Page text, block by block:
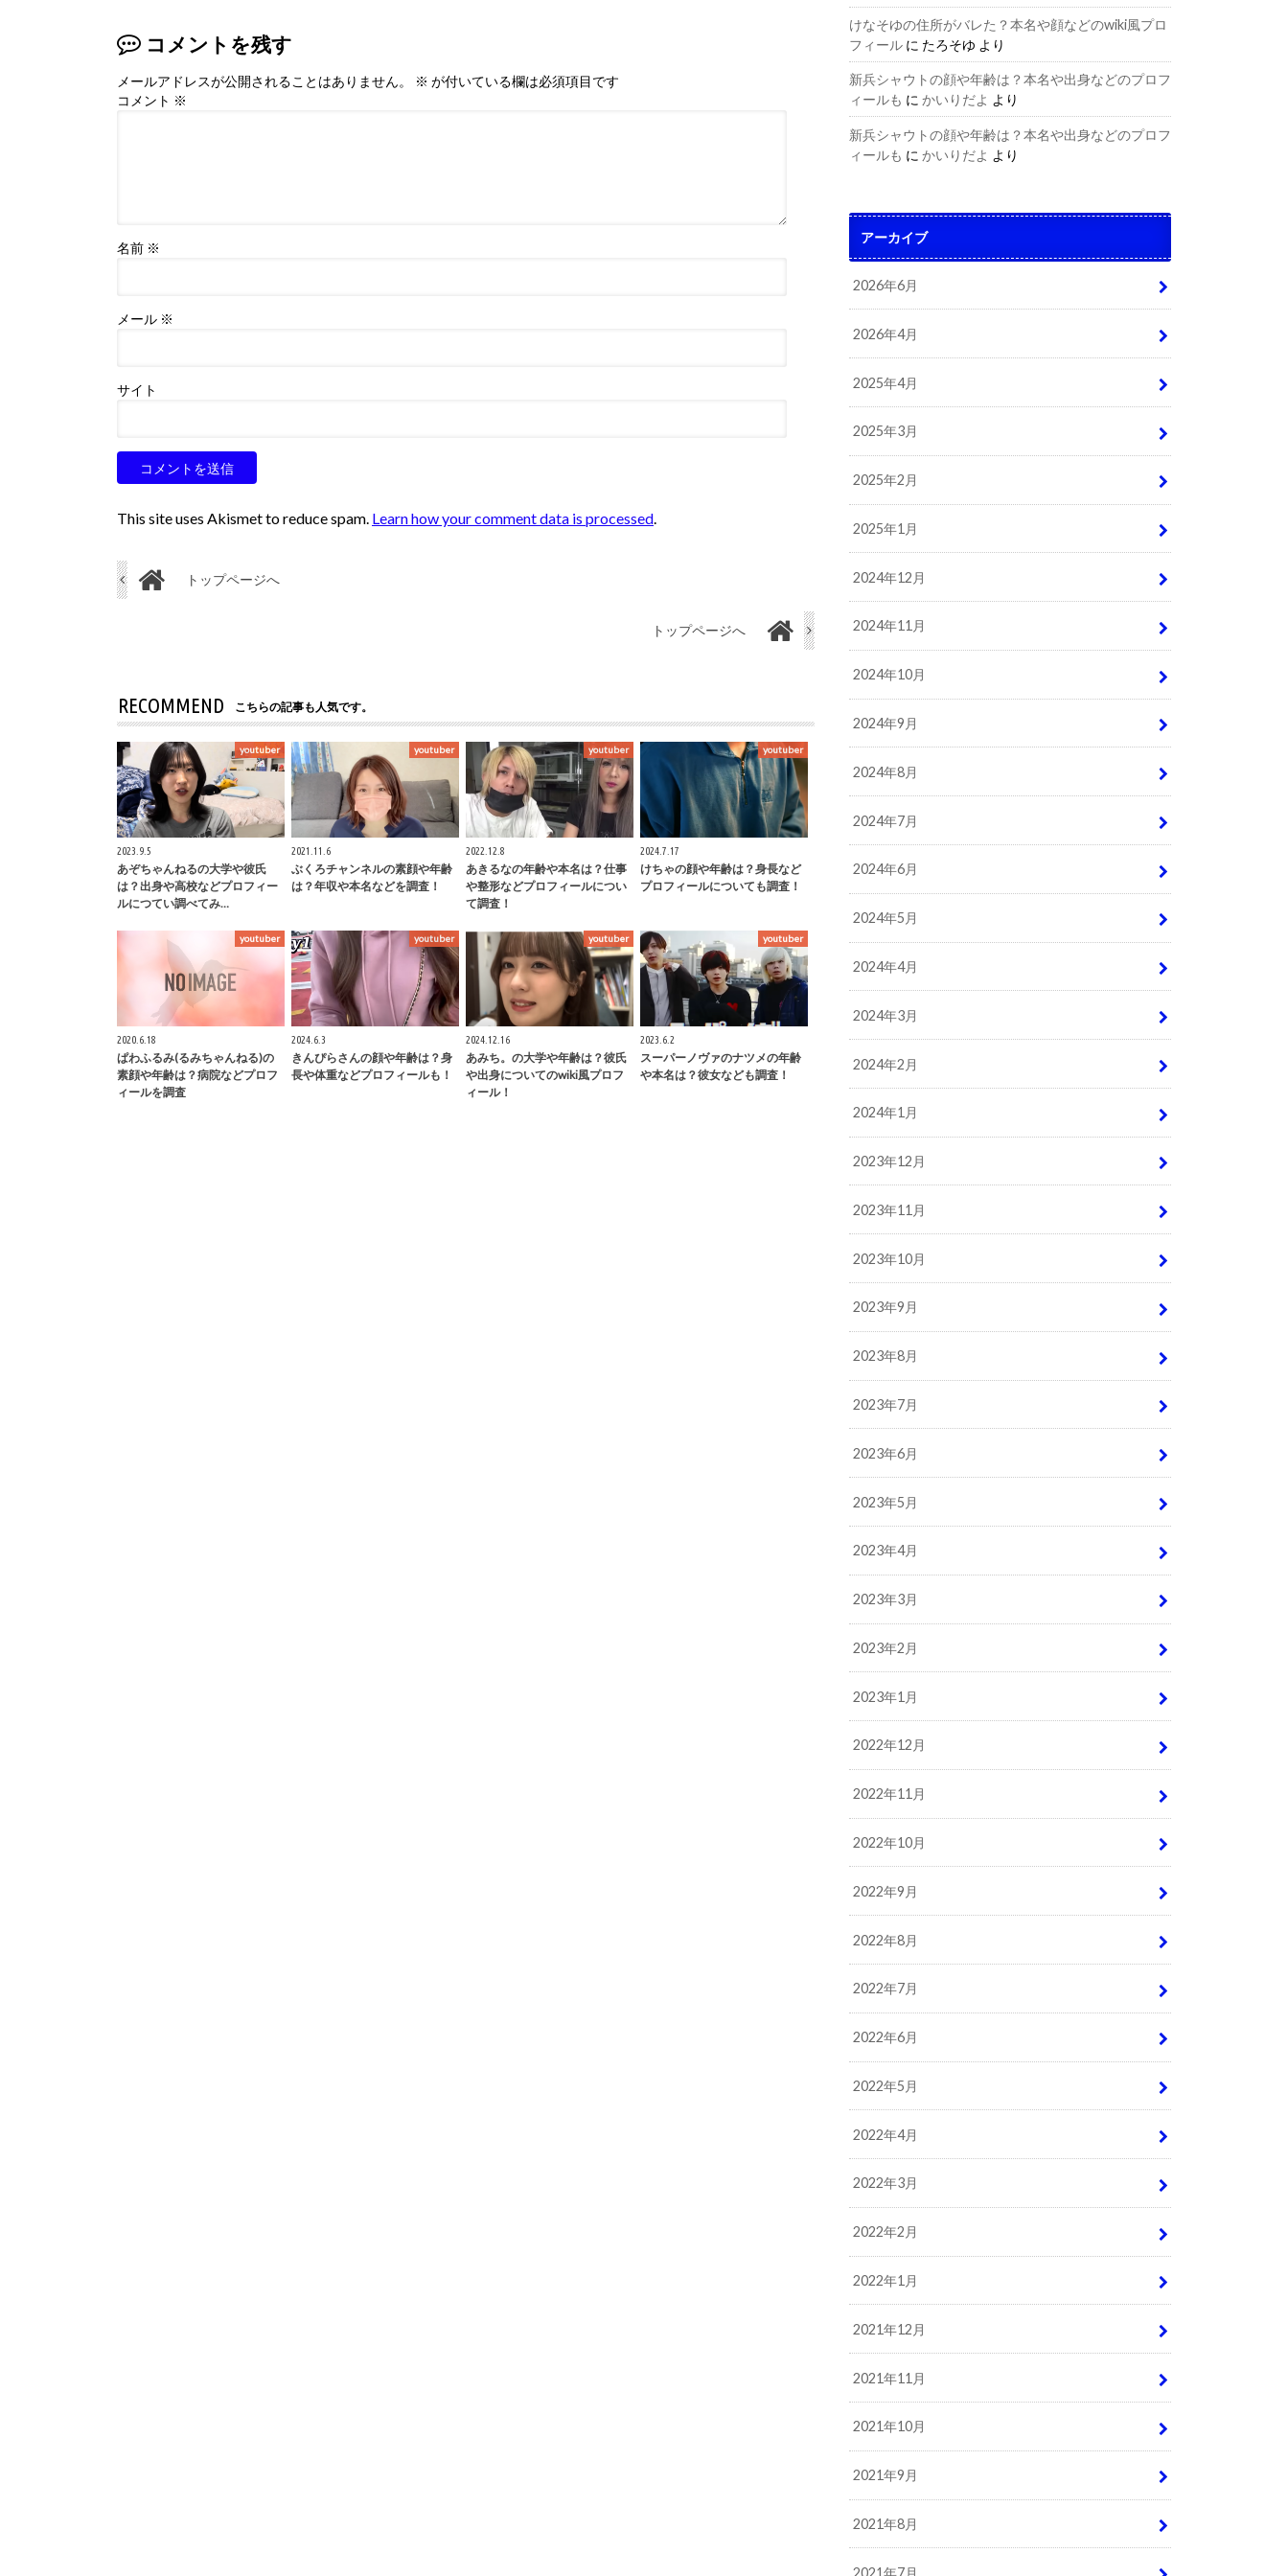
コメントを残す
メールアドレスが公開されることはありません。 ※ が付いている欄は必須項目です
コメント ※
名前 ※
メール ※
サイト
This site uses Akismet to reduce spam. Learn how your comment data is processed
トップページへ
トップページへ
RECOMMEND こちらの記事も人気です。
youtuber
2023.9.5
あぞちゃんねるの大学や彼氏
は？出身や高校などプロフィー
ルにつてい調べてみ…
youtuber
2021.11.6
ぶくろチャンネルの素顔や年齢
は？年収や本名などを調査！
youtuber
2022.12.8
あきるなの年齢や本名は？仕事
や整形などプロフィールについ
て調査！
youtuber
2024.7.17
けちゃの顔や年齢は？身長など
プロフィールについても調査！
youtuber
2020.6.18
ぱわふるみ(るみちゃんねる)の
素顔や年齢は？病院などプロフ
ィールを調査
youtuber
2024.6.3
きんぴらさんの顔や年齢は？身
長や体重などプロフィールも！
youtuber
2024.12.16
あみち。の大学や年齢は？彼氏
や出身についてのwiki風プロフ
ィール！
youtuber
2023.6.2
スーパーノヴァのナツメの年齢
や本名は？彼女なども調査！
けなそゆの住所がバレた？本名や顔などのwiki風プロ
フィール に たろそゆ より
新兵シャウトの顔や年齢は？本名や出身などのプロフ
ィールも に かいりだよ より
新兵シャウトの顔や年齢は？本名や出身などのプロフ
ィールも に かいりだよ より
アーカイブ
2026年6月
2026年4月
2025年4月
2025年3月
2025年2月
2025年1月
2024年12月
2024年11月
2024年10月
2024年9月
2024年8月
2024年7月
2024年6月
2024年5月
2024年4月
2024年3月
2024年2月
2024年1月
2023年12月
2023年11月
2023年10月
2023年9月
2023年8月
2023年7月
2023年6月
2023年5月
2023年4月
2023年3月
2023年2月
2023年1月
2022年12月
2022年11月
2022年10月
2022年9月
2022年8月
2022年7月
2022年6月
2022年5月
2022年4月
2022年3月
2022年2月
2022年1月
2021年12月
2021年11月
2021年10月
2021年9月
2021年8月
2021年7月